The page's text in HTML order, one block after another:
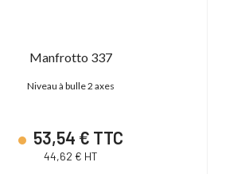
Manfrotto 337
Niveau à bulle 2 axes
53,54 € TTC
44,62 € HT